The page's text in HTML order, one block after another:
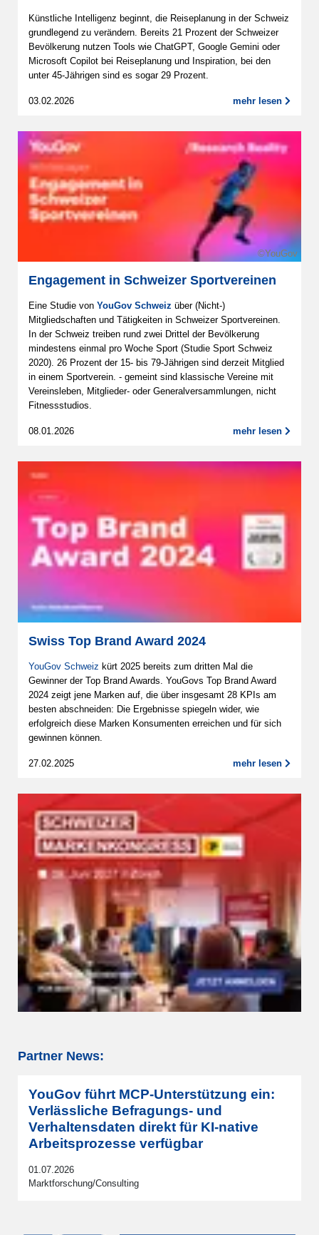
Künstliche Intelligenz beginnt, die Reiseplanung in der Schweiz
grundlegend zu verändern. Bereits 21 Prozent der Schweizer
Bevölkerung nutzen Tools wie ChatGPT, Google Gemini oder
Microsoft Copilot bei Reiseplanung und Inspiration, bei den
unter 45-Jährigen sind es sogar 29 Prozent.
03.02.2026 mehr lesen
©YouGov
Engagement in Schweizer Sportvereinen
Eine Studie von YouGov Schweiz über (Nicht-)
Mitgliedschaften und Tätigkeiten in Schweizer Sportvereinen.
In der Schweiz treiben rund zwei Drittel der Bevölkerung
mindestens einmal pro Woche Sport (Studie Sport Schweiz
2020). 26 Prozent der 15- bis 79-Jährigen sind derzeit Mitglied
in einem Sportverein. - gemeint sind klassische Vereine mit
Vereinsleben, Mitglieder- oder Generalversammlungen, nicht
Fitnessstudios.
08.01.2026 mehr lesen
Swiss Top Brand Award 2024
YouGov Schweiz kürt 2025 bereits zum dritten Mal die
Gewinner der Top Brand Awards. YouGovs Top Brand Award
2024 zeigt jene Marken auf, die über insgesamt 28 KPIs am
besten abschneiden: Die Ergebnisse spiegeln wider, wie
erfolgreich diese Marken Konsumenten erreichen und für sich
gewinnen können.
27.02.2025 mehr lesen
Partner News:
YouGov führt MCP-Unterstützung ein:
Verlässliche Befragungs- und
Verhaltensdaten direkt für KI-native
Arbeitsprozesse verfügbar
01.07.2026
Marktforschung/Consulting